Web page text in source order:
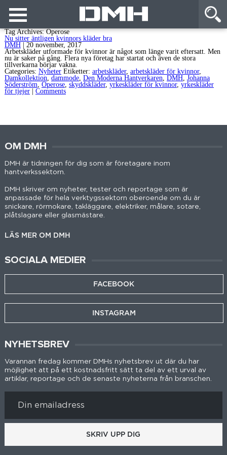
Tag Archives: Operose
Nu sitter äntligen kvinnors kläder bra
DMH
20 november, 2017
Arbetskläder utformade för kvinnor är något som länge varit eftersatt. Men
nu är saker på gång. Flera nya företag har startat och även de stora
tillverkarna börjar vakna.
Categories: Nyheter Etiketter: arbetskläder, arbetskläder för kvinnor,
Damkollektion, dammode, Den Moderna Hantverkaren, DMH, Johanna
Söderström, Operose, skyddskläder, yrkeskläder för kvinnor, yrkeskläder
för tjejer
Comments
OM DMH
DMH är tidningen för dig som är företagare inom
hantverkssektorn.
DMH skriver om nyheter, tester och reportage som är
anpassade för hela verktygssektorn oberoende om du är
snickare, rörmokare, takläggare, elektriker, målare, sotare,
plåtslagare eller glasmästare.
LÄS MER OM DMH
SOCIALA MEDIER
FACEBOOK
INSTAGRAM
NYHETSBREV
Varannan fredag kommer DMHs nyhetsbrev ut där du har
möjlighet att på ett kostnadsfritt sätt ta del av ett urval av
artiklar, reportage och de senaste nyheterna från branschen.
SKRIV UPP DIG